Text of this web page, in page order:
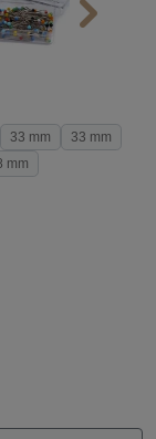
33 mm
33 mm
mm